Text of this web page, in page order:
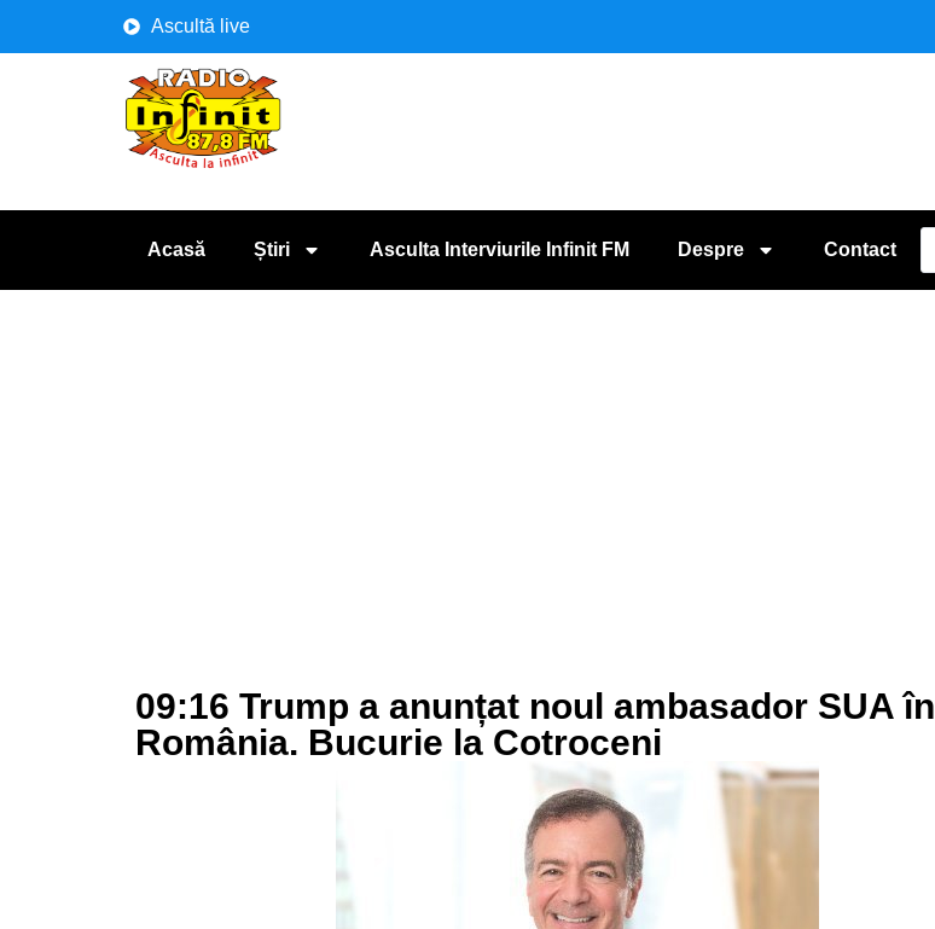
Ascultă live
Acasă Știri Asculta Interviurile Infinit FM Despre Contact
09:16 Trump a anunțat noul ambasador SUA în
România. Bucurie la Cotroceni